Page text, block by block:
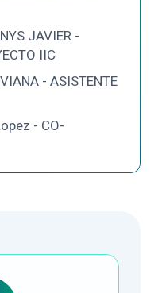
JAVIER -
IIC
- ASISTENTE
- CO-